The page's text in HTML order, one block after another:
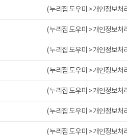
( 누리집 도우미 > 개인정보
( 누리집 도우미 > 개인정보
( 누리집 도우미 > 개인정보
( 누리집 도우미 > 개인정보처
( 누리집 도우미 > 개인정보
( 누리집 도우미 > 개인정보
( 누리집 도우미 > 개인정보